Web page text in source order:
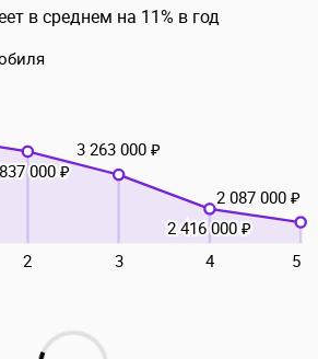
в среднем на 11% в год
2 3 4 5
000 ₽
3 263 000 ₽
2 416 000 ₽
2 087 000 ₽